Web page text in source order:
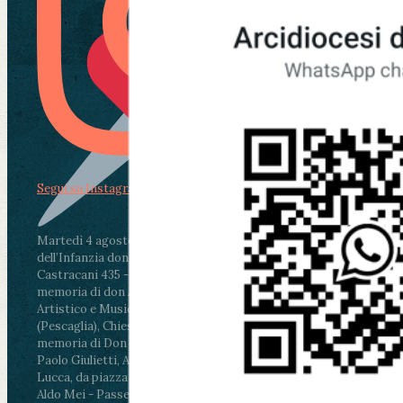
Martedì 4 agosto2026
ore 11:30 - Lucca, Scuola
dell’Infanzia don Aldo Mei - Viale Castruccio
Castracani 435 - Inaugurazione murales in
memoria di don Aldo Mei curato dal Liceo
Artistico e Musicale “Passaglia”
ore 18 - Fiano
(Pescaglia), Chiesa parrocchiale - Messa in
memoria di Don Aldo Mei celebrata da mons.
Paolo Giulietti, Arcivescovo di Lucca
ore 20.30 -
Lucca, da piazza San Michele al Cippo di don
Aldo Mei - Passeggiata della Memoria in alcuni
Segui su Instagram